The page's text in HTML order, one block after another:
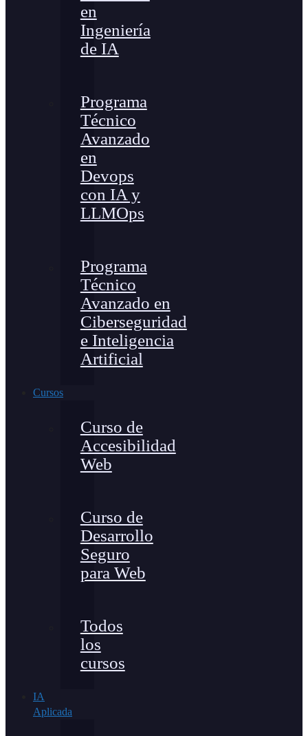
en
Ingeniería
de IA
Programa
Técnico
Avanzado
en
Devops
con IA y
LLMOps
Programa
Técnico
Avanzado en
Ciberseguridad
e Inteligencia
Artificial
Cursos
Curso de
Accesibilidad
Web
Curso de
Desarrollo
Seguro
para Web
Todos
los
cursos
IA
Aplicada